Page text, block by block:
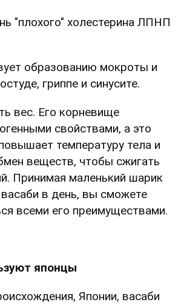
"плохого" холестерина ЛПНП
образованию мокроты и
гриппе и синусите.
вес. Его корневище
свойствами, а это
температуру тела и
веществ, чтобы сжигать
Принимая маленький шарик
васаби в день, вы сможете
всеми его преимуществами.
японцы
Японии, васаби